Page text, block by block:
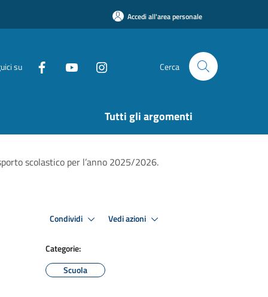
Accedi all'area personale
su Cerca
Tutti gli argomenti
scolastico per l’anno 2025/2026.
Condividi Vedi azioni
Categorie:
Scuola